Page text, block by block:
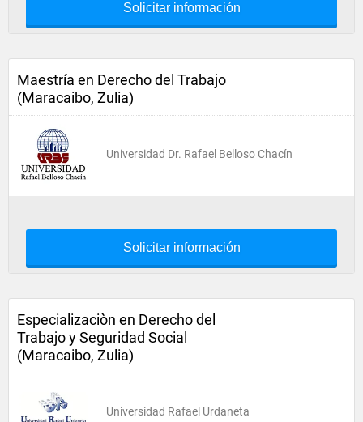
Solicitar información
Maestría en Derecho del Trabajo
(Maracaibo, Zulia)
Universidad Dr. Rafael Belloso Chacín
Solicitar información
Especializaciòn en Derecho del
Trabajo y Seguridad Social
(Maracaibo, Zulia)
Universidad Rafael Urdaneta